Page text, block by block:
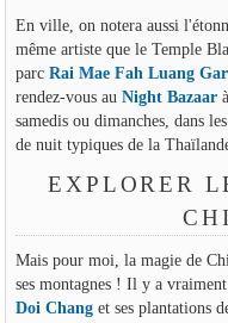
En ville, on notera aussi
même artiste que le Temple
parc Rai Mae Fah Luang
rendez-vous au Night Bazaar
samedis ou dimanches, dans
de nuit typiques de la
EXPLORER
Mais pour moi, la magie de
ses montagnes ! Il y a
Doi Changet ses plantations